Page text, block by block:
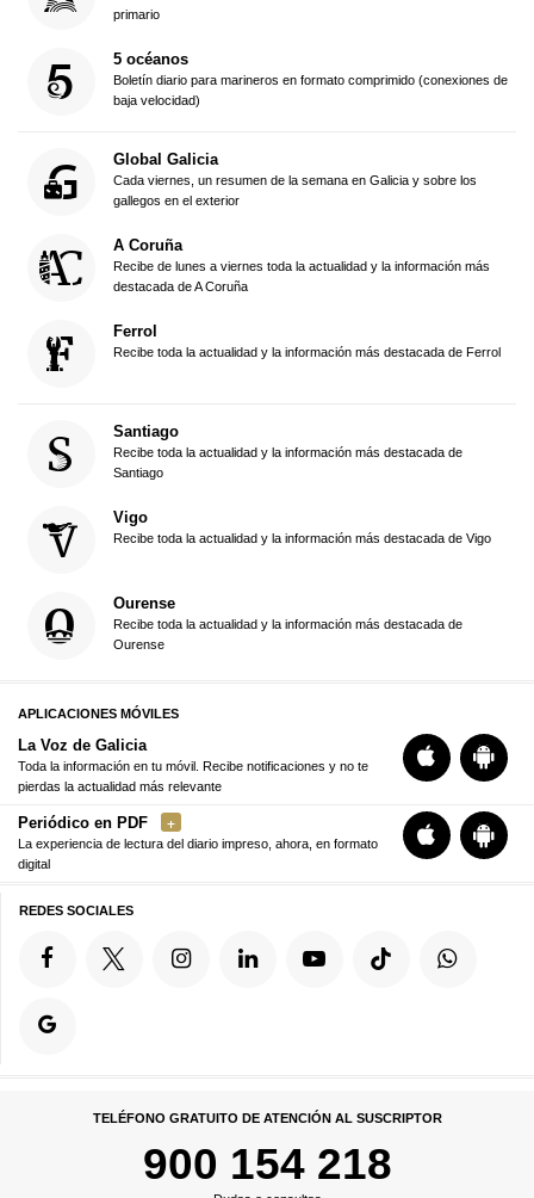
primario
5 océanos
Boletín diario para marineros en formato comprimido (conexiones de
baja velocidad)
Global Galicia
Cada viernes, un resumen de la semana en Galicia y sobre los
gallegos en el exterior
A Coruña
Recibe de lunes a viernes toda la actualidad y la información más
destacada de A Coruña
Ferrol
Recibe toda la actualidad y la información más destacada de Ferrol
Santiago
Recibe toda la actualidad y la información más destacada de
Santiago
Vigo
Recibe toda la actualidad y la información más destacada de Vigo
Ourense
Recibe toda la actualidad y la información más destacada de
Ourense
APLICACIONES MÓVILES
La Voz de Galicia
Toda la información en tu móvil. Recibe notificaciones y no te
pierdas la actualidad más relevante
Periódico en PDF
La experiencia de lectura del diario impreso, ahora, en formato
digital
REDES SOCIALES
TELÉFONO GRATUITO DE ATENCIÓN AL SUSCRIPTOR
900 154 218